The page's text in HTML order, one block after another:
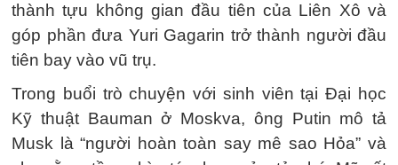
thành tựu không gian đầu tiên của Liên Xô và
góp phần đưa Yuri Gagarin trở thành người đầu
tiên bay vào vũ trụ.
Trong buổi trò chuyện với sinh viên tại Đại học
Kỹ thuật Bauman ở Moskva, ông Putin mô tả
Musk là “người hoàn toàn say mê sao Hỏa” và